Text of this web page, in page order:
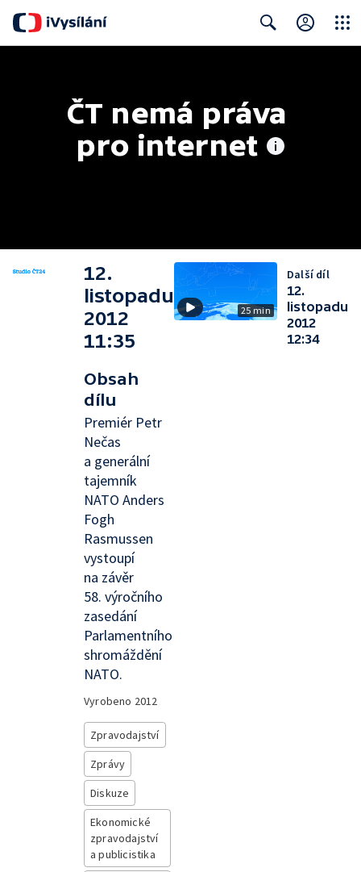
ČT nemá práva
pro internet
12.
listopadu
2012
11:35
Obsah
dílu
Premiér Petr
Nečas
a generální
tajemník
NATO Anders
Fogh
Rasmussen
vystoupí
na závěr
58. výročního
zasedání
Parlamentního
shromáždění
NATO.
Vyrobeno 2012
Zpravodajství
Zprávy
Diskuze
Ekonomické
zpravodajství
a publicistika
25 min
Další díl
12.
listopadu
2012
12:34